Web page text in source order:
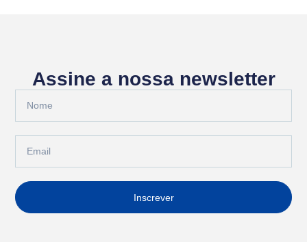
Assine a nossa newsletter
Inscrever